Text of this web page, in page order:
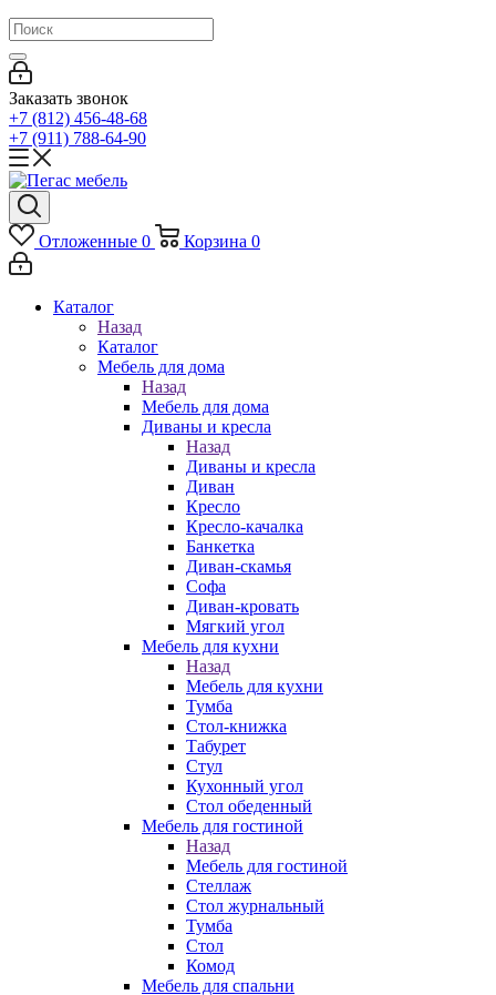
Заказать звонок
+7 (812) 456-48-68
+7 (911) 788-64-90
Отложенные 0 Корзина 0
Каталог
Назад
Каталог
Мебель для дома
Назад
Мебель для дома
Диваны и кресла
Назад
Диваны и кресла
Диван
Кресло
Кресло-качалка
Банкетка
Диван-скамья
Софа
Диван-кровать
Мягкий угол
Мебель для кухни
Назад
Мебель для кухни
Тумба
Стол-книжка
Табурет
Стул
Кухонный угол
Стол обеденный
Мебель для гостиной
Назад
Мебель для гостиной
Стеллаж
Стол журнальный
Тумба
Стол
Комод
Мебель для спальни